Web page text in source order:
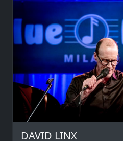
DAVID LINX